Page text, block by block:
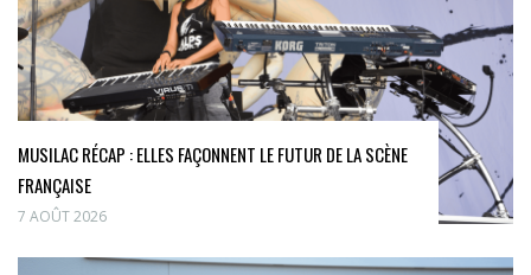
MUSILAC RÉCAP : ELLES FAÇONNENT LE FUTUR DE LA SCÈNE
FRANÇAISE
7 AOÛT 2026